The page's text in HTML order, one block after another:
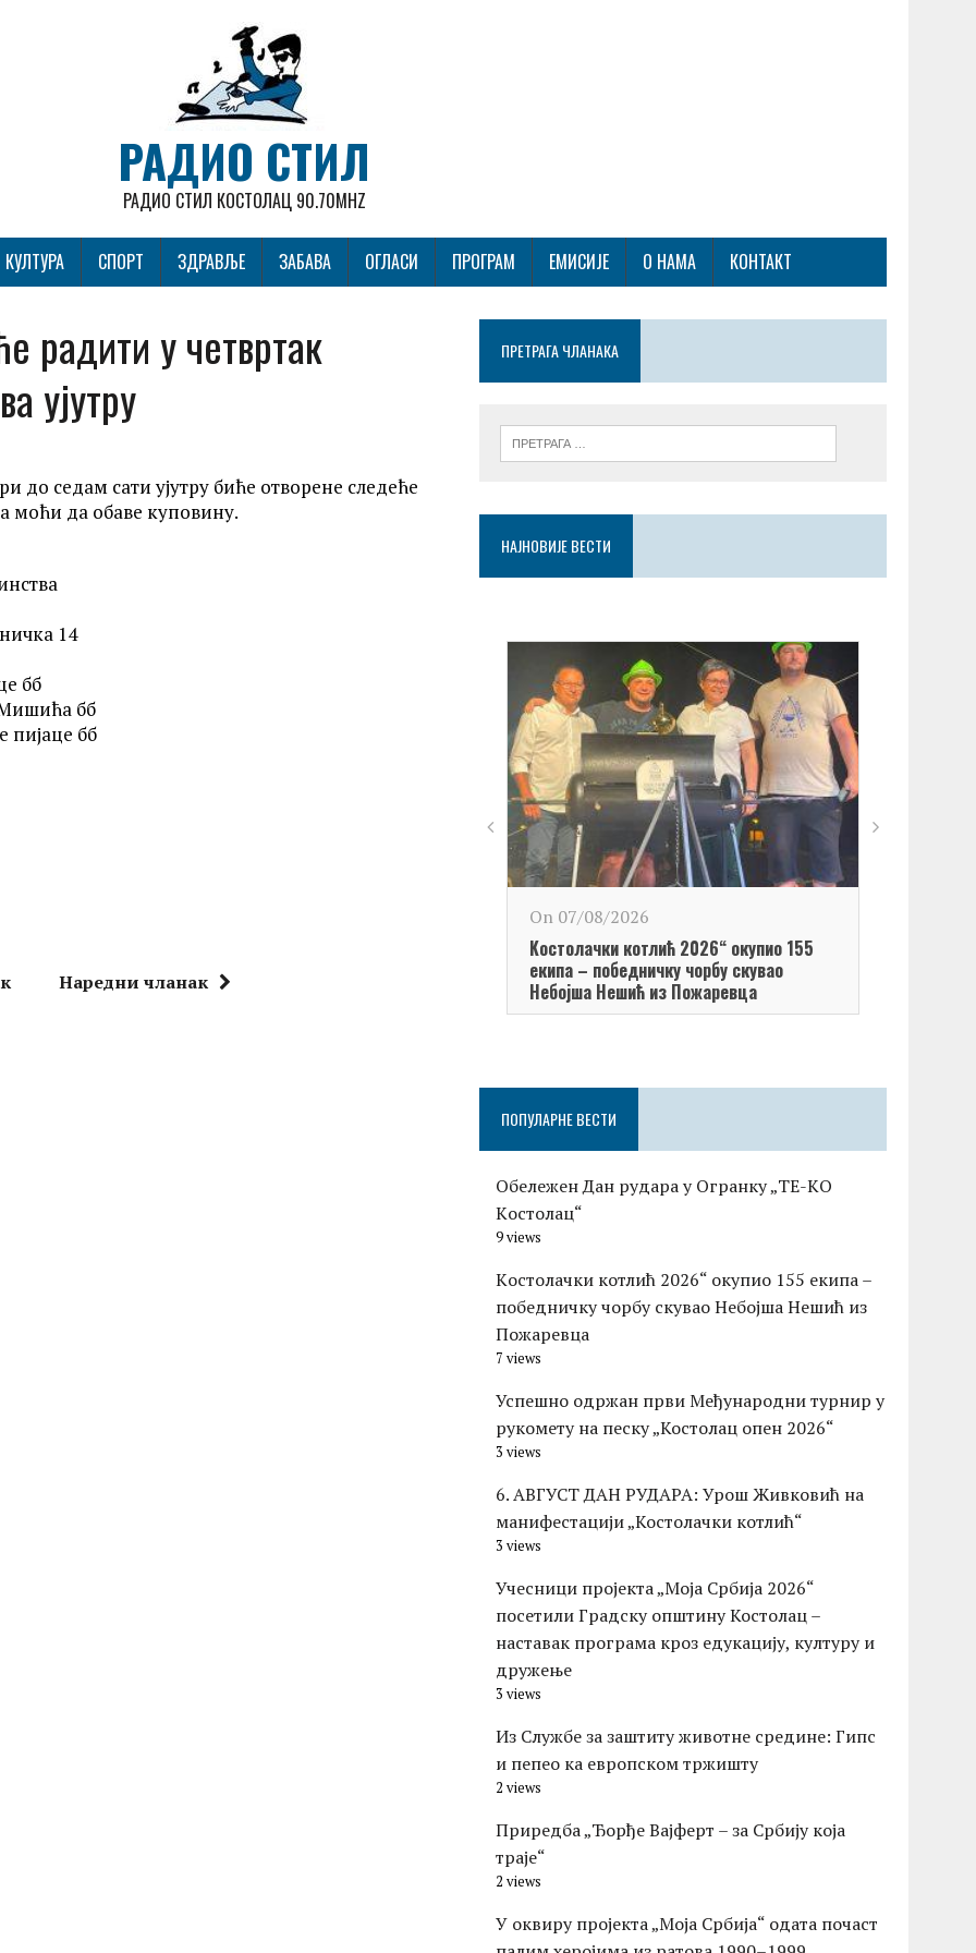
РАДИО СТИЛ
РАДИО СТИЛ КОСТОЛАЦ 90.70MHZ
КУЛТУРА СПОРТ ЗДРАВЉЕ ЗАБАВА ОГЛАСИ ПРОГРАМ ЕМИСИЈЕ О НАМА КОНТАКТ
радити у четвртак
ујутру
до седам сати ујутру биће отворене следеће
моћи да обаве куповину.
14
бб
Мишића бб
пијаце бб
Наредни чланак
ПРЕТРАГА ЧЛАНАКА
НАЈНОВИЈЕ ВЕСТИ
On 07/08/2026
Kостолачки котлић 2026“ окупио 155
екипа – победничку чорбу скувао
Небојша Нешић из Пожаревца
ПОПУЛАРНЕ ВЕСТИ
Обележен Дан рудара у Огранку „ТЕ-KО
Kостолац“
9 views
Kостолачки котлић 2026“ окупио 155 екипа –
победничку чорбу скувао Небојша Нешић из
Пожаревца
7 views
Успешно одржан први Међународни турнир у
рукомету на песку „Костолац опен 2026“
3 views
6. АВГУСТ ДАН РУДАРА: Урош Живковић на
манифестацији „Костолачки котлић“
3 views
Учесници пројекта „Моја Србија 2026“
посетили Градску општину Костолац –
наставак програма кроз едукацију, културу и
дружење
3 views
Из Службе за заштиту животне средине: Гипс
и пепео ка европском тржишту
2 views
Приредба „Ђорђе Вајферт – за Србију која
траје“
2 views
У оквиру пројекта „Моја Србија“ одата почаст